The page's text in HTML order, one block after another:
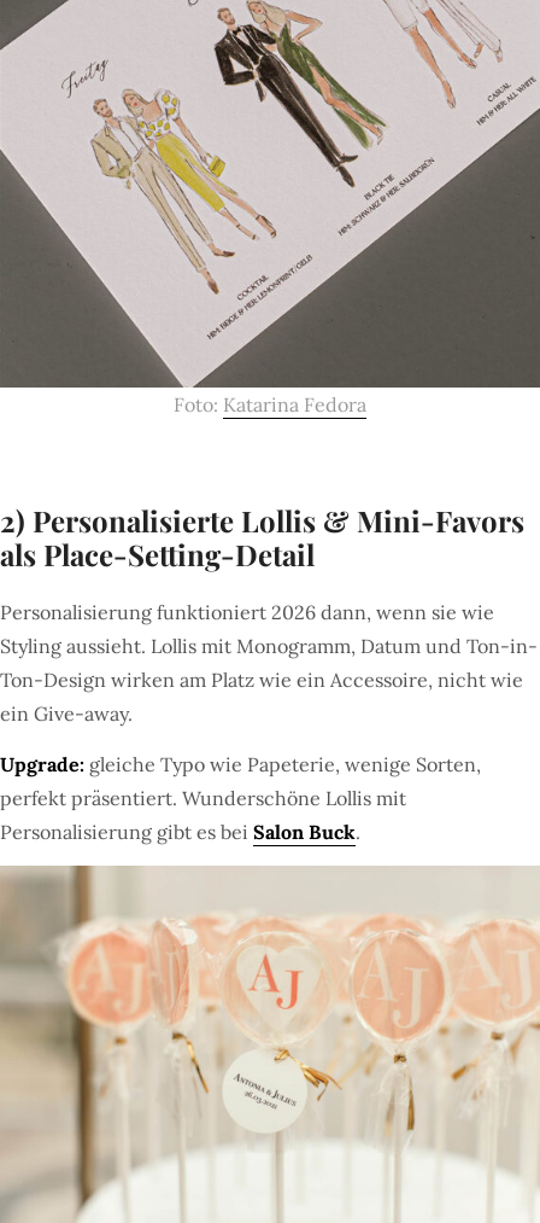
Foto: Katarina Fedora
2) Personalisierte Lollis & Mini-Favors
als Place-Setting-Detail
Personalisierung funktioniert 2026 dann, wenn sie wie
Styling aussieht. Lollis mit Monogramm, Datum und Ton-in-
Ton-Design wirken am Platz wie ein Accessoire, nicht wie
ein Give-away.
Upgrade: gleiche Typo wie Papeterie, wenige Sorten,
perfekt präsentiert. Wunderschöne Lollis mit
Personalisierung gibt es bei Salon Buck.